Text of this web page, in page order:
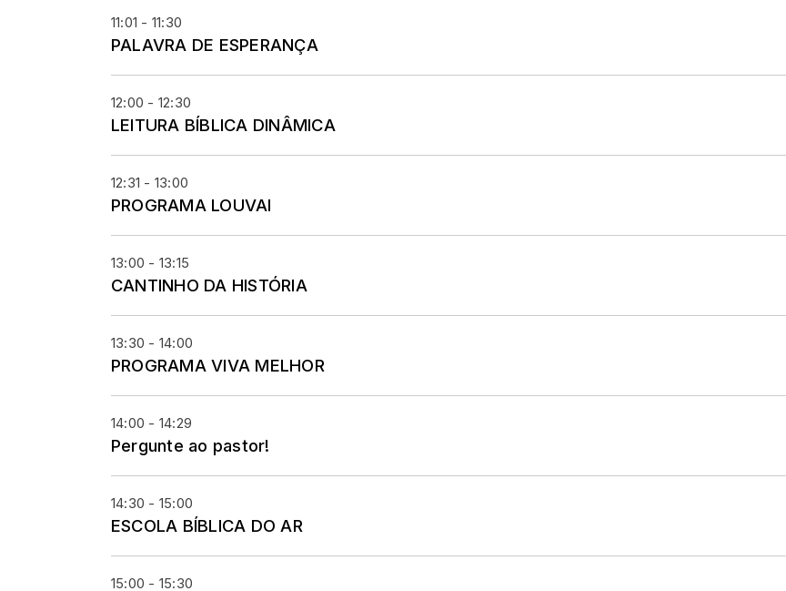
11:01 - 11:30
PALAVRA DE ESPERANÇA
12:00 - 12:30
LEITURA BÍBLICA DINÂMICA
12:31 - 13:00
PROGRAMA LOUVAI
13:00 - 13:15
CANTINHO DA HISTÓRIA
13:30 - 14:00
PROGRAMA VIVA MELHOR
14:00 - 14:29
Pergunte ao pastor!
14:30 - 15:00
ESCOLA BÍBLICA DO AR
15:00 - 15:30